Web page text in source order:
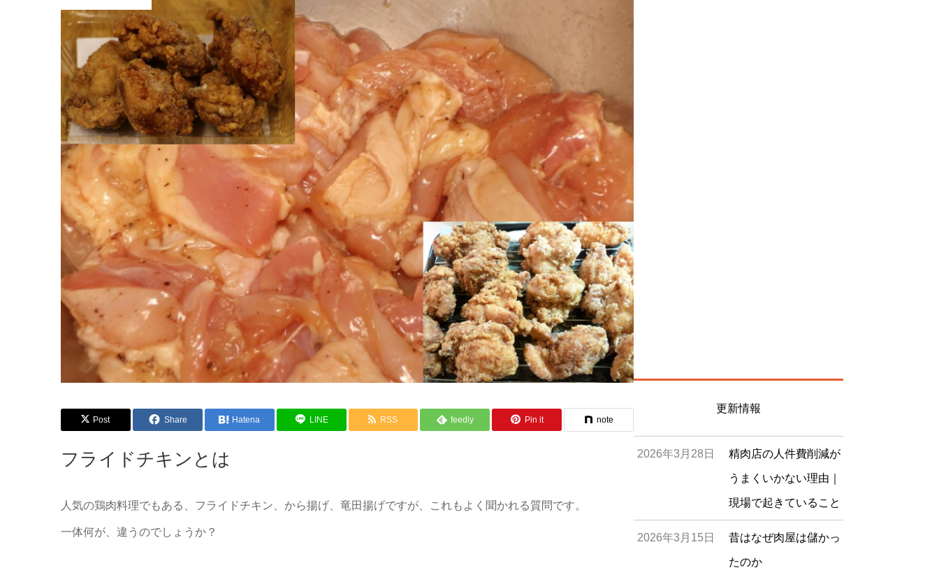
Post Share Hatena LINE RSS feedly Pin it note
フライドチキンとは
人気の鶏肉料理でもある、フライドチキン、から揚げ、竜田揚げですが、これもよく聞かれる質問です。
一体何が、違うのでしょうか？
更新情報
2026年3月28日 精肉店の人件費削減が
うまくいかない理由｜
現場で起きていること
2026年3月15日 昔はなぜ肉屋は儲かっ
たのか